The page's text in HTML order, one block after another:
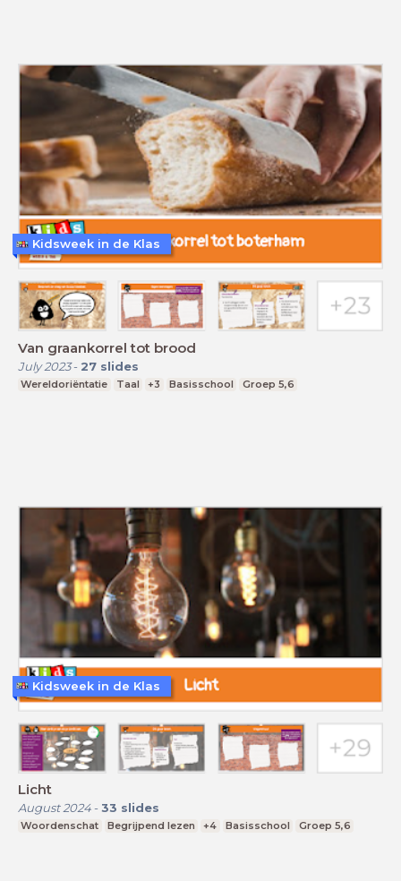
Van graankorrel tot brood
July 2023- 27 slides
Wereldoriëntatie Taal +3 Basisschool Groep 5,6
Kidsweek in de Klas
Licht
August 2024- 33 slides
Woordenschat Begrijpend lezen +4 Basisschool Groep 5,6
Kidsweek in de Klas